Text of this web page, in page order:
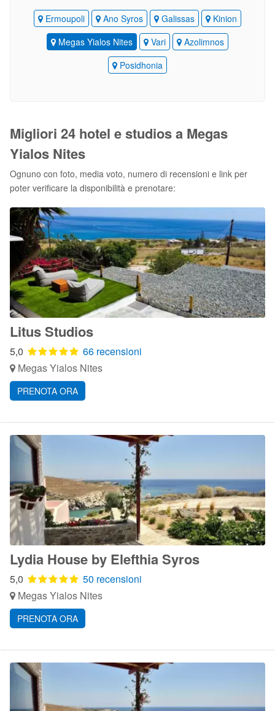
Ermoupoli Ano Syros Galissas
Kinion
Megas Yialos Nites
Vari
Azolimnos
Posidhonia
Migliori 24 hotel e studios a Megas
Yialos Nites
Ognuno con foto, media voto, numero di recensioni e link per
poter verificare la disponibilità e prenotare:
Litus Studios
5,0
66 recensioni
Megas Yialos Nites
PRENOTA ORA
Lydia House by Elefthia Syros
5,0
50 recensioni
Megas Yialos Nites
PRENOTA ORA